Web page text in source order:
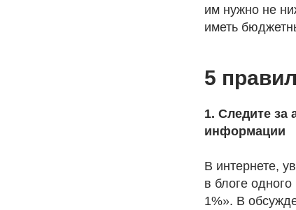
им нужно не
иметь
5
1. Следите за
информации
В интернете,
в блоге
1%». В